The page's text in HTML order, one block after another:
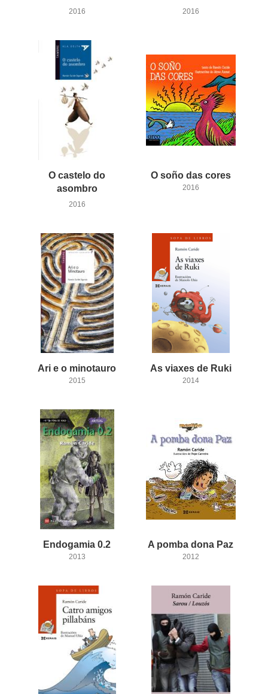
2016 2016
O castelo do
asombro
2016
O soño das cores
2016
Ari e o minotauro
2015
As viaxes de Ruki
2014
Endogamia 0.2
2013
A pomba dona Paz
2012